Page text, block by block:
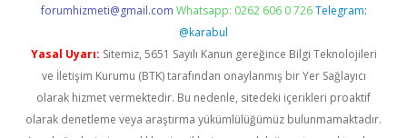
forumhizmeti@gmail.com Whatsapp: 0262 606 0 726 Telegram:
@karabul
Yasal Uyarı: Sitemiz, 5651 Sayılı Kanun gereğince Bilgi Teknolojileri
ve İletişim Kurumu (BTK) tarafından onaylanmış bir Yer Sağlayıcı
olarak hizmet vermektedir. Bu nedenle, sitedeki içerikleri proaktif
olarak denetleme veya araştırma yükümlülüğümüz bulunmamaktadır.